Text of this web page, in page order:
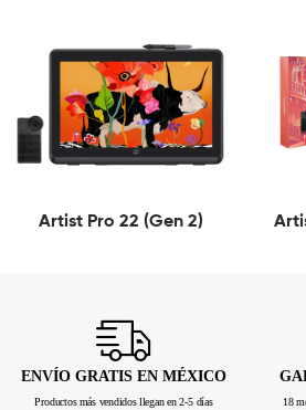
Artist Pro 22 (Gen 2)
ENVÍO GRATIS EN MÉXICO
Productos más vendidos llegan en 2-5 días 18